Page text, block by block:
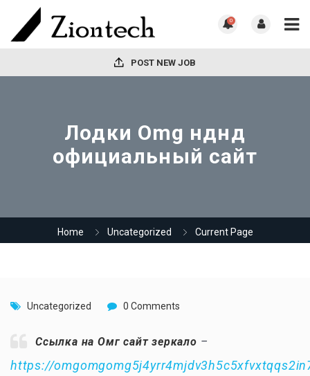
0
POST NEW JOB
Лодки Omg нднд
официальный сайт
Home Uncategorized Current Page
Uncategorized 0 Comments
Ссылка на Омг сайт зеркало –
https://